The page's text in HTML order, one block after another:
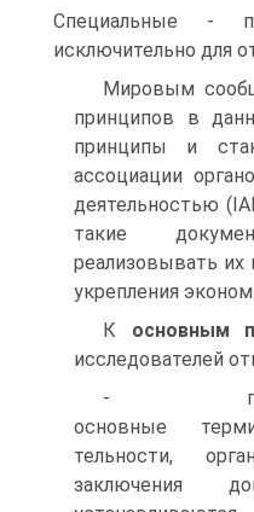
Специальные -
исключительно для
Мировым
принципов в
принципы и
ассоциа­ции
деятельностью
такие
реализовывать их
укрепления
К основным
исследователей
- принцип
основные
тельности,
заключения